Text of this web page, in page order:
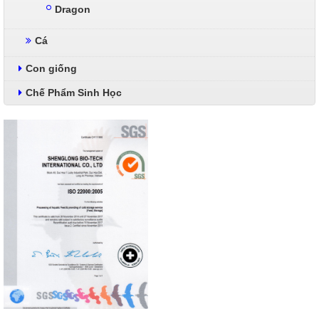
Dragon
Cá
Con giống
Chế Phẩm Sinh Học